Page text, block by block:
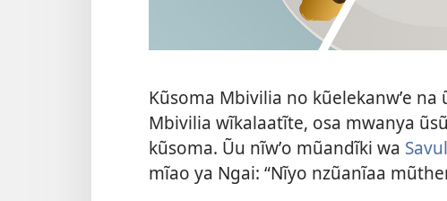
Kũsoma Mbivilia no kũelekanwʼe
Mbivilia wĩkalaatĩte, osa mwanya
kũsoma. Ũu nĩwʼo mũandĩki wa
mĩao ya Ngai: “Nĩyo nzũanĩaa